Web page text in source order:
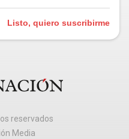
Listo, quiero suscribirme
reservados
Media